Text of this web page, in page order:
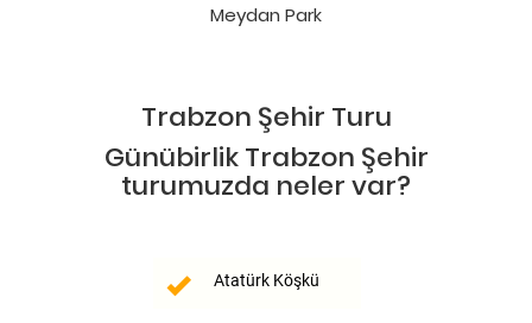
Meydan Park
Trabzon Şehir Turu
Günübirlik Trabzon Şehir
turumuzda neler var?
Atatürk Köşkü